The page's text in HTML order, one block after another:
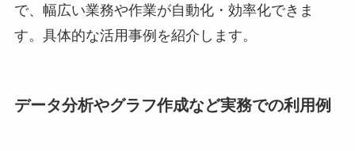
で、幅広い業務や作業が自動化・効率化できま
す。具体的な活用事例を紹介します。
データ分析やグラフ作成など実務での利用例